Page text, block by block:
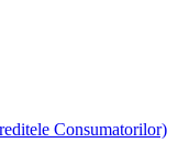
Consumatorilor)